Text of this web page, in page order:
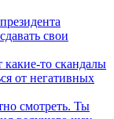
свои
то скандалы
от негативных
смотреть. Ты